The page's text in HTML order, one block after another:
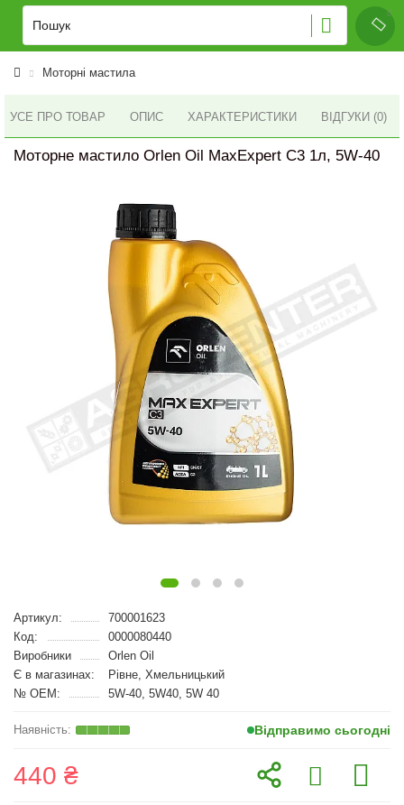
Моторні мастила
УСЕ ПРО ТОВАР ОПИС ХАРАКТЕРИСТИКИ ВІДГУКИ (0)
Моторне мастило Orlen Oil MaxExpert C3 1л, 5W-40
Артикул:
700001623
Код:
0000080440
Виробники
Orlen Oil
Є в магазинах:
Рівне, Хмельницький
№ OEM:
5W-40, 5W40, 5W 40
Відправимо сьогодні
440 ₴